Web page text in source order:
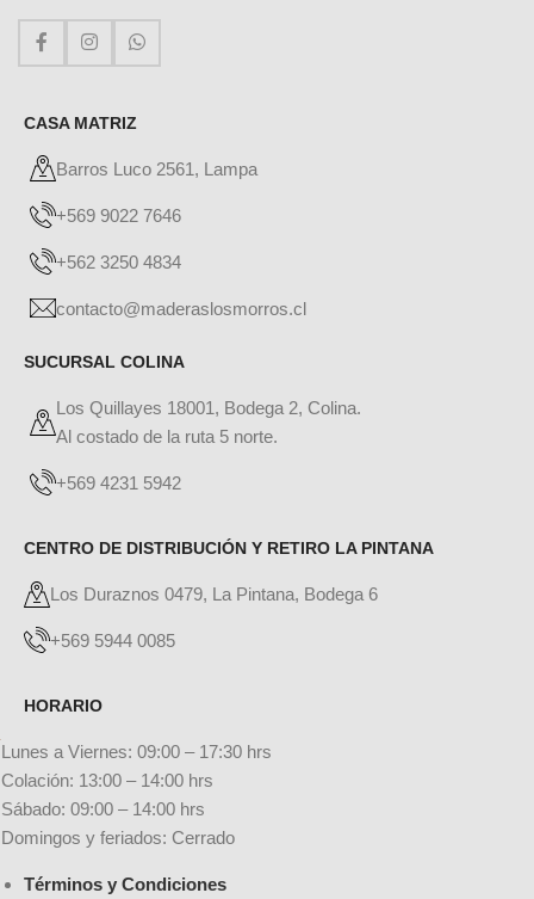
CASA MATRIZ
Barros Luco 2561, Lampa
+569 9022 7646
+562 3250 4834
contacto@maderaslosmorros.cl
SUCURSAL COLINA
Los Quillayes 18001, Bodega 2, Colina.
Al costado de la ruta 5 norte.
+569 4231 5942
CENTRO DE DISTRIBUCIÓN Y RETIRO LA PINTANA
Los Duraznos 0479, La Pintana, Bodega 6
+569 5944 0085
HORARIO
Lunes a Viernes: 09:00 – 17:30 hrs
Colación: 13:00 – 14:00 hrs
Sábado: 09:00 – 14:00 hrs
Domingos y feriados: Cerrado
Términos y Condiciones